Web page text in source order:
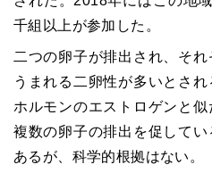
千組以上が参加した。
二つの卵子が排出され、そ
うまれる二卵性が多いとさ
ホルモンのエストロゲンと似
複数の卵子の排出を促して
あるが、科学的根拠はない。